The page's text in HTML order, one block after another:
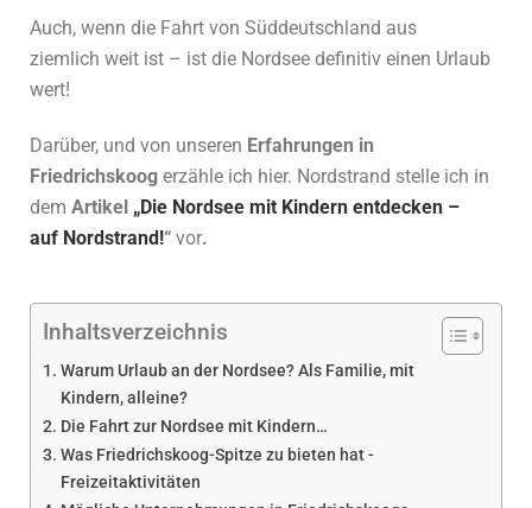
Auch, wenn die Fahrt von Süddeutschland aus
ziemlich weit ist – ist die Nordsee definitiv einen Urlaub
wert!
Darüber, und von unseren Erfahrungen in
Friedrichskoog erzähle ich hier. Nordstrand stelle ich in
dem Artikel „Die Nordsee mit Kindern entdecken –
auf Nordstrand!“ vor.
Inhaltsverzeichnis
Warum Urlaub an der Nordsee? Als Familie, mit
Kindern, alleine?
Die Fahrt zur Nordsee mit Kindern…
Was Friedrichskoog-Spitze zu bieten hat -
Freizeitaktivitäten